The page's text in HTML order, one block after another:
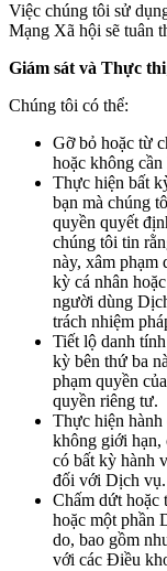
Việc chúng tôi sử
Mạng Xã hội sẽ tuân
Giám sát và Thực
Chúng tôi có thể:
Gỡ bỏ hoặc từ
hoặc không
Thực hiện bất
bạn mà chúng
quyền quyết
chúng tôi tin
này, xâm phạm
kỳ cá nhân
người dùng
trách nhiệm
Tiết lộ danh
kỳ bên thứ ba
phạm quyền
quyền riêng tư.
Thực hiện
không giới hạn,
có bất kỳ hành
đối với Dịch vụ.
Chấm dứt hoặc
hoặc một phần
do, bao gồm
với các Điều